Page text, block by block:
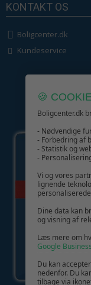
KONTAKT OS
Boligcenter.dk
Kundeservice
GIV
🍪
Boligcenter.dk
- Nødvendige
- Forbedring af
- Statistik og
-
Vi og vores
lignende
Dine data kan
og visning af
Læs mere om
Google
Du kan
nedenfor. Du
tilbage via